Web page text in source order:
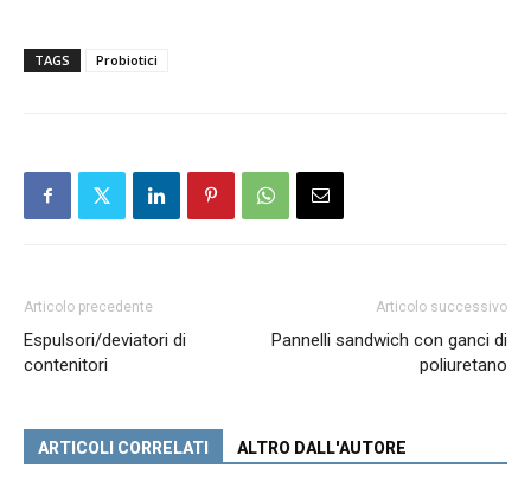
TAGS Probiotici
Articolo precedente
Espulsori/deviatori di
contenitori
Articolo successivo
Pannelli sandwich con ganci di
poliuretano
ARTICOLI CORRELATI ALTRO DALL'AUTORE